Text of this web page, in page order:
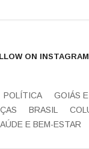
ON INSTAGRAM
POLÍTICA
GOIÁS
BRASIL
E BEM-ESTAR